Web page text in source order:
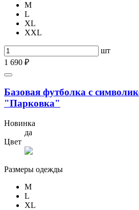
M
L
XL
XXL
шт
1 690 ₽
Базовая футболка с
"Парковка"
Новинка
да
Цвет
Размеры одежды
M
L
XL